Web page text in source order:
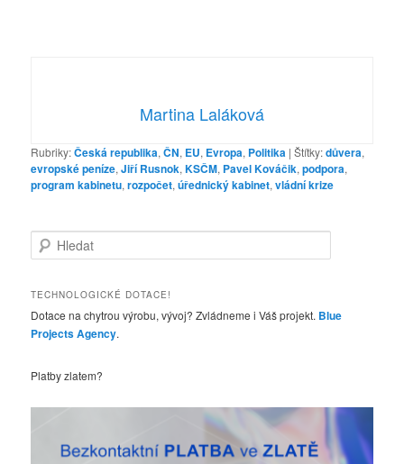
Martina Laláková
Rubriky:Česká republika,ČN, EU, Evropa, Politika |Štítky:důvera,
evropské peníze,Jiří Rusnok,KSČM, Pavel Kováčik,podpora,
program kabinetu,rozpočet,úřednický kabinet,vládní krize
l
d
t
TECHNOLOGICKÉ DOTACE!
Dotace na chytrou výrobu, vývoj? Zvládneme i Váš projekt. Blue
Projects Agency.
Platby zlatem?